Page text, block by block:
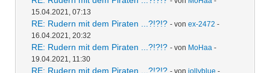
15.04.2021, 07:13
RE: Rudern mit dem Piraten ...?!?!? - von ex-2472 -
16.04.2021, 20:32
RE: Rudern mit dem Piraten ...?!?!? - von MoHaa -
19.04.2021, 11:30
RE: Rudern mit dem Piraten ...?!?!? - von jollyblue -